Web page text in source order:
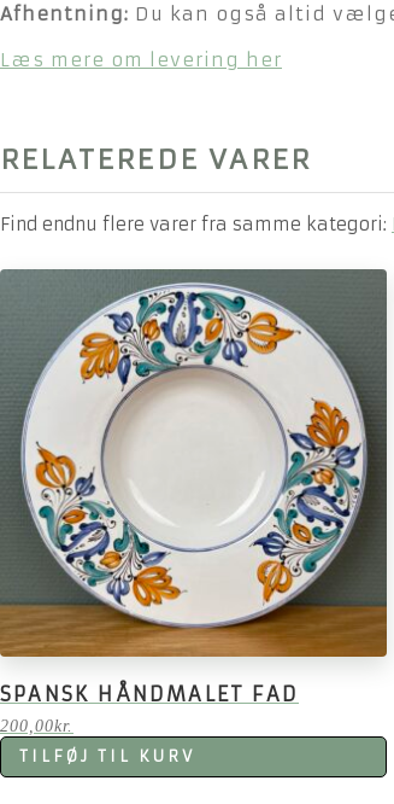
Afhentning: Du kan også altid
Læs mere om levering her
RELATEREDE VARER
Find endnu flere varer fra samme kategori:
SPANSK HÅNDMALET FAD
200,00kr.
TILFØJ TIL KURV